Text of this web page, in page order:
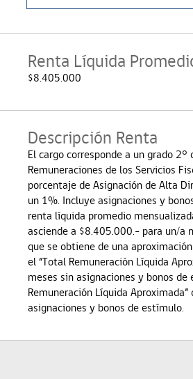
Renta Líquida
$8.405.000
Descripción Renta
El cargo corresponde a un grado 2°
Remuneraciones de los Servicios
porcentaje de Asignación de Alta
un 1%. Incluye asignaciones y
renta líquida promedio
asciende a $8.405.000.- para un/a
que se obtiene de una
el “Total Remuneración Líquida
meses sin asignaciones y bonos de
Remuneración Líquida
asignaciones y bonos de estímulo.